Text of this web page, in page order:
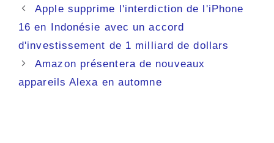
Navigation
des
Apple supprime l'interdiction de l'iPhone
16 en Indonésie avec un accord
d'investissement de 1 milliard de dollars
Amazon présentera de nouveaux
appareils Alexa en automne